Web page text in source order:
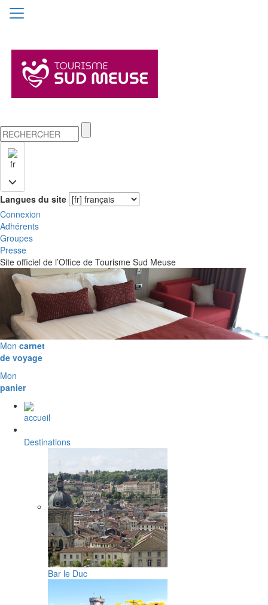
fr
Langues du site
Connexion
Adhérents
Groupes
Presse
Site officiel de l’Office de Tourisme Sud Meuse
Mon carnet
de voyage
Mon
panier
accueil
Destinations
Bar le Duc